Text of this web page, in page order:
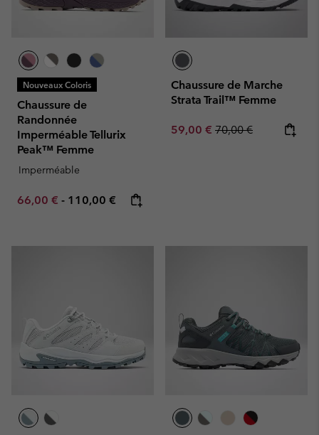
Nouveaux Coloris
Chaussure de
Randonnée
Imperméable Tellurix
Peak™ Femme
Imperméable
Minimum sale price:
66,00 € - Maximum price:
110,00 €
Chaussure de Marche
Strata Trail™ Femme
Sale price:
59,00 € Regular price:
70,00 €